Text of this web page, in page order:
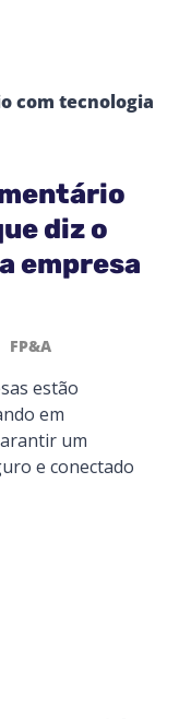
diz o
empresa
FP&A
estão
em
um
e conectado